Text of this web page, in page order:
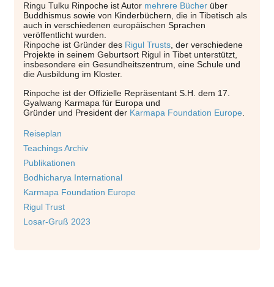
Ringu Tulku Rinpoche ist Autor mehrere Bücher über
Buddhismus sowie von Kinderbüchern, die in Tibetisch als
auch in verschiedenen europäischen Sprachen
veröffentlicht wurden.
Rinpoche ist Gründer des Rigul Trusts, der verschiedene
Projekte in seinem Geburtsort Rigul in Tibet unterstützt,
insbesondere ein Gesundheitszentrum, eine Schule und
die Ausbildung im Kloster.
Rinpoche ist der Offizielle Repräsentant S.H. dem 17.
Gyalwang Karmapa für Europa und
Gründer und President der Karmapa Foundation Europe
Reiseplan
Teachings Archiv
Publikationen
Bodhicharya International
Karmapa Foundation Europe
Rigul Trust
Losar-Gruß 2023